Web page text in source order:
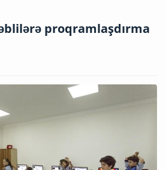
proqramlaşdırma